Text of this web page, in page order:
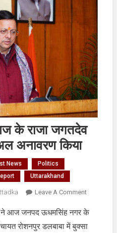
के राजा जगतदेव
अनावरण किया
News
Politics
Uttarakhand
Leave A CommentOn
जनजाति
समाज
ने आज जनपद ऊधमसिंह नगर के
रोशनपुर डलबाबा में बुक्सा